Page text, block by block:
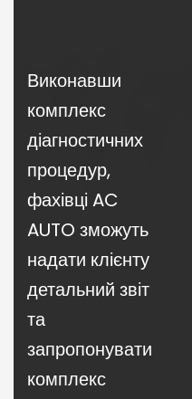
Виконавши
комплекс
діагностичних
процедур,
фахівці AC
AUTO зможуть
надати клієнту
детальний звіт
та
запропонувати
комплекс